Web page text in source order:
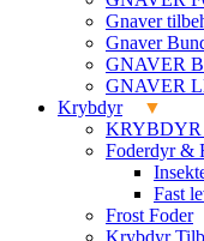
Gnaver
Gnaver
GNAVER
GNAVER
Krybdyr
KRYBDYR
Foderdyr &
Fast
Frost Foder
Krybdyr